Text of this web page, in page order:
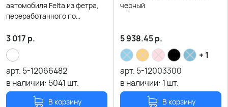
автомобиля Felta из фетра,
переработанного по
серый
3 017 р.
арт. 5-12066482
в наличии: 5041 шт.
В корзину
черный
5 938.45р.
+ 1
арт. 5-12003300
в наличии: 1 шт.
В корзину